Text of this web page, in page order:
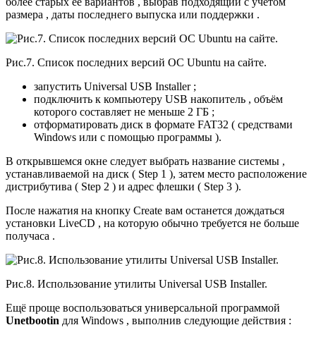
размера , даты последнего выпуска или поддержки .
Рис.7. Список последних версий ОС Ubuntu на сайте.
запустить Universal USB Installer ;
подключить к компьютеру USB накопитель , объём
которого составляет не меньше 2 ГБ ;
отформатировать диск в формате FAT32 ( средствами
Windows или с помощью программы ).
В открывшемся окне следует выбрать название системы ,
устанавливаемой на диск ( Step 1 ), затем место расположение
дистрибутива ( Step 2 ) и адрес флешки ( Step 3 ).
После нажатия на кнопку Create вам останется дождаться
установки LiveCD , на которую обычно требуется не больше
получаса .
Рис.8. Использование утилиты Universal USB Installer.
Ещё проще воспользоваться универсальной программой
Unetbootin для Windows , выполнив следующие действия :